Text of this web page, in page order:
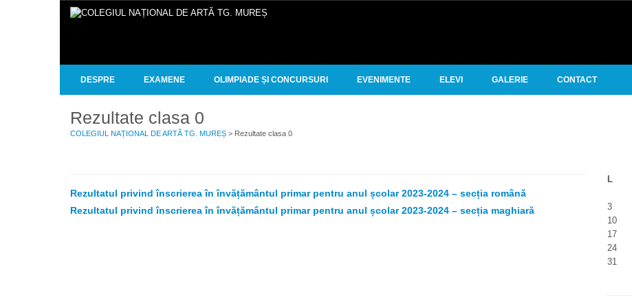
DESPRE EXAMENE OLIMPIADE ȘI CONCURSURI EVENIMENTE ELEVI GALERIE CONTACT
Rezultate clasa 0
COLEGIUL NAȚIONAL DE ARTĂ TG. MUREȘ > Rezultate clasa 0
Rezultatul privind înscrierea în învățământul primar pentru anul școlar 2023-2024 – secția română
Rezultatul privind înscrierea în învățământul primar pentru anul școlar 2023-2024 – secția maghiară
L
3
10
17
24
31